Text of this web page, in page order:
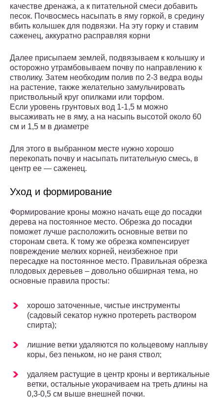
качестве дренажа, а к питательной смеси добавить
песок. Почвосмесь насыпать в яму горкой, в средину
вбить колышек для подвязки. На эту горку и ставим
саженец, аккуратно расправляя корни
Далее присыпаем землей, подвязываем к колышку и
осторожно утрамбовываем почву по направлению к
стволику. Затем необходим полив по 2-3 ведра воды
на растение, также желательно замульчировать
приствольный круг опилками или торфом.
Если уровень грунтовых вод 1-1,5 м можно
высаживать не в яму, а на насыпь высотой около 60
см и 1,5 м в диаметре
Для этого в выбранном месте нужно хорошо
перекопать почву и насыпать питательную смесь, в
центр ее — саженец.
Уход и формирование
Формирование кроны можно начать еще до посадки
дерева на постоянное место. Обрезка до посадки
поможет лучше расположить основные ветви по
сторонам света. К тому же обрезка компенсирует
повреждение мелких корней, неизбежное при
пересадке на постоянное место. Правильная обрезка
плодовых деревьев – довольно обширная тема, но
основные правила просты:
хорошо заточенные, чистые инструменты
(садовый секатор нужно протереть раствором
спирта);
лишние ветки удаляются по кольцевому наплыву
коры, без пеньком, но не раня ствол;
удаляем растущие в центр кроны и вертикальные
ветки, остальные укорачиваем на треть длины на
0,3-0,5 см выше внешней почки.